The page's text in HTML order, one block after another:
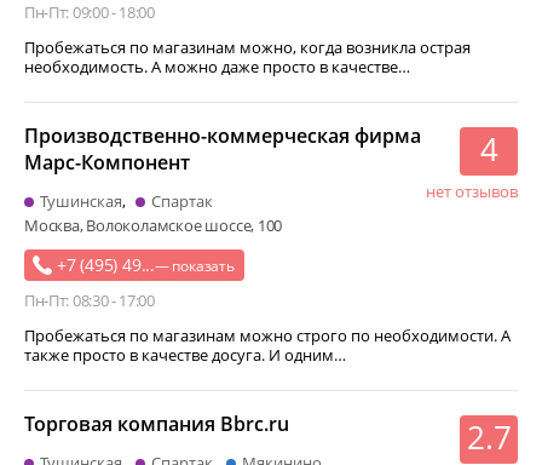
Пн-Пт: 09:00 - 18:00
Пробежаться по магазинам можно, когда возникла острая
необходимость. А можно даже просто в качестве…
+7 (495) 49...— показать
Пн-Пт: 08:30 - 17:00
Производственно-коммерческая фирма
Марс-Компонент
4
нет отзывов
Тушинская
Спартак
Москва, Волоколамское шоссе, 100
Пробежаться по магазинам можно строго по необходимости. А
также просто в качестве досуга. И одним…
Торговая компания Bbrc.ru 2.7